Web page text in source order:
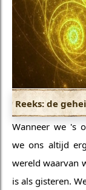
Reeks: de
Wanneer we 's
we ons altijd
wereld waarvan
is als gisteren.